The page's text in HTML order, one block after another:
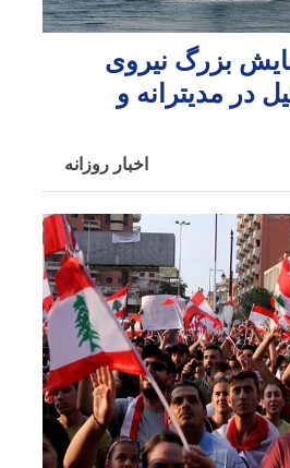
بزرگ نیروی
در مدیترانه و
اخبار روزانه